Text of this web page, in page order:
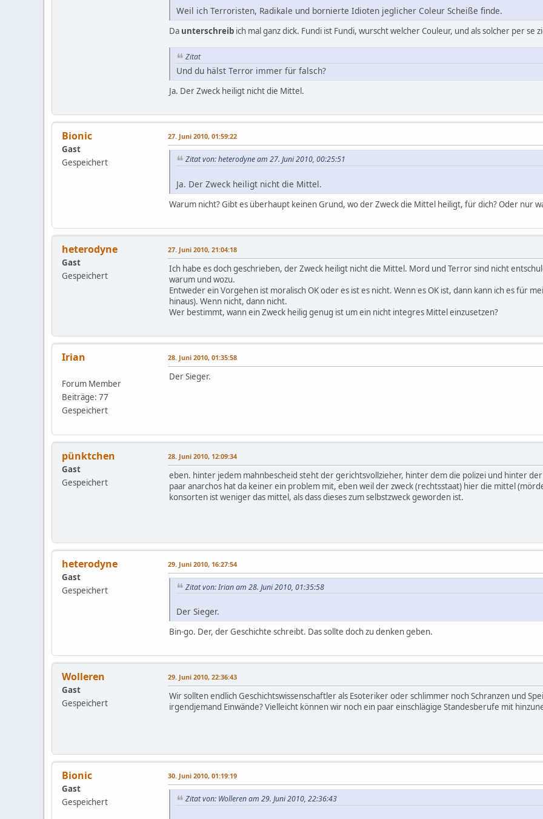
Weil ich Terroristen, Radikale und bornierte Idioten jeglicher Coleur Scheiße finde.
Da unterschreib ich mal ganz dick. Fundi ist Fundi, wurscht welcher Couleur, und als solcher per se
Zitat
Und du hälst Terror immer für falsch?
Ja. Der Zweck heiligt nicht die Mittel.
Bionic
Gast
Gespeichert
27. Juni 2010, 01:59:22
Zitat von: heterodyne am 27. Juni 2010, 00:25:51
Ja. Der Zweck heiligt nicht die Mittel.
Warum nicht? Gibt es überhaupt keinen Grund, wo der Zweck die Mittel heiligt, für dich? Oder nur
heterodyne
Gast
Gespeichert
27. Juni 2010, 21:04:18
Ich habe es doch geschrieben, der Zweck heiligt nicht die Mittel. Mord und Terror sind nicht
warum und wozu.
Entweder ein Vorgehen ist moralisch OK oder es ist es nicht. Wenn es OK ist, dann kann ich es für
hinaus). Wenn nicht, dann nicht.
Wer bestimmt, wann ein Zweck heilig genug ist um ein nicht integres Mittel einzusetzen?
Irian
Forum Member
Beiträge: 77
Gespeichert
28. Juni 2010, 01:35:58
Der Sieger.
pünktchen
Gast
Gespeichert
28. Juni 2010, 12:09:34
eben. hinter jedem mahnbescheid steht der gerichtsvollzieher, hinter dem die polizei und hinter
paar anarchos hat da keiner ein problem mit, eben weil der zweck (rechtsstaat) hier die mittel
konsorten ist weniger das mittel, als dass dieses zum selbstzweck geworden ist.
heterodyne
Gast
Gespeichert
29. Juni 2010, 16:27:54
Zitat von: Irian am 28. Juni 2010, 01:35:58
Der Sieger.
Bin-go. Der, der Geschichte schreibt. Das sollte doch zu denken geben.
Wolleren
Gast
Gespeichert
29. Juni 2010, 22:36:43
Wir sollten endlich Geschichtswissenschaftler als Esoteriker oder schlimmer noch Schranzen und
irgendjemand Einwände? Vielleicht können wir noch ein paar einschlägige Standesberufe mit
Bionic
Gast
Gespeichert
30. Juni 2010, 01:19:19
Zitat von: Wolleren am 29. Juni 2010, 22:36:43